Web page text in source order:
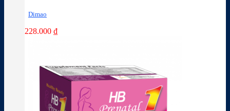
Dimao
228.000 ₫